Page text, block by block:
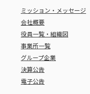
ミッション・メッセージ
会社概要
役員一覧・組織図
事業所一覧
グループ企業
決算公告
電子公告